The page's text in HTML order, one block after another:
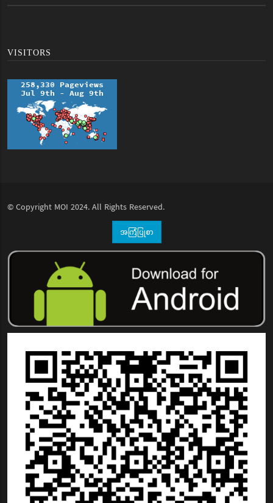
VISITORS
© Copyright MOI 2024. All Rights Reserved.
အကြံပြုစာ